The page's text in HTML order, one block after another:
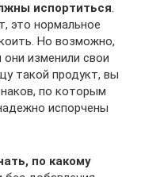
испортиться.
это нормальное
Но возможно,
они изменили свои
такой продукт, вы
по которым
испорчены
по какому